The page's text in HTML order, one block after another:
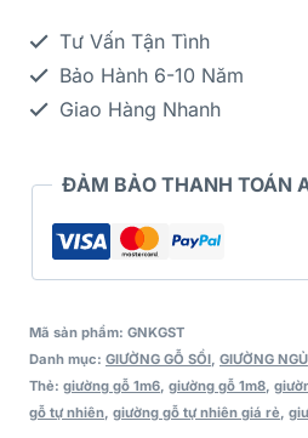
Tư Vấn Tận Tình
Bảo Hành 6-10 Năm
Giao Hàng Nhanh
ĐẢM BẢO THANH TOÁN
Mã sản phẩm: GNKGST
Danh mục: GIƯỜNG GỖ SỒI, GIƯỜNG NGỦ
Thẻ: giường gỗ 1m6, giường gỗ 1m8,
gỗ tự nhiên, giường gỗ tự nhiên giá rẻ,